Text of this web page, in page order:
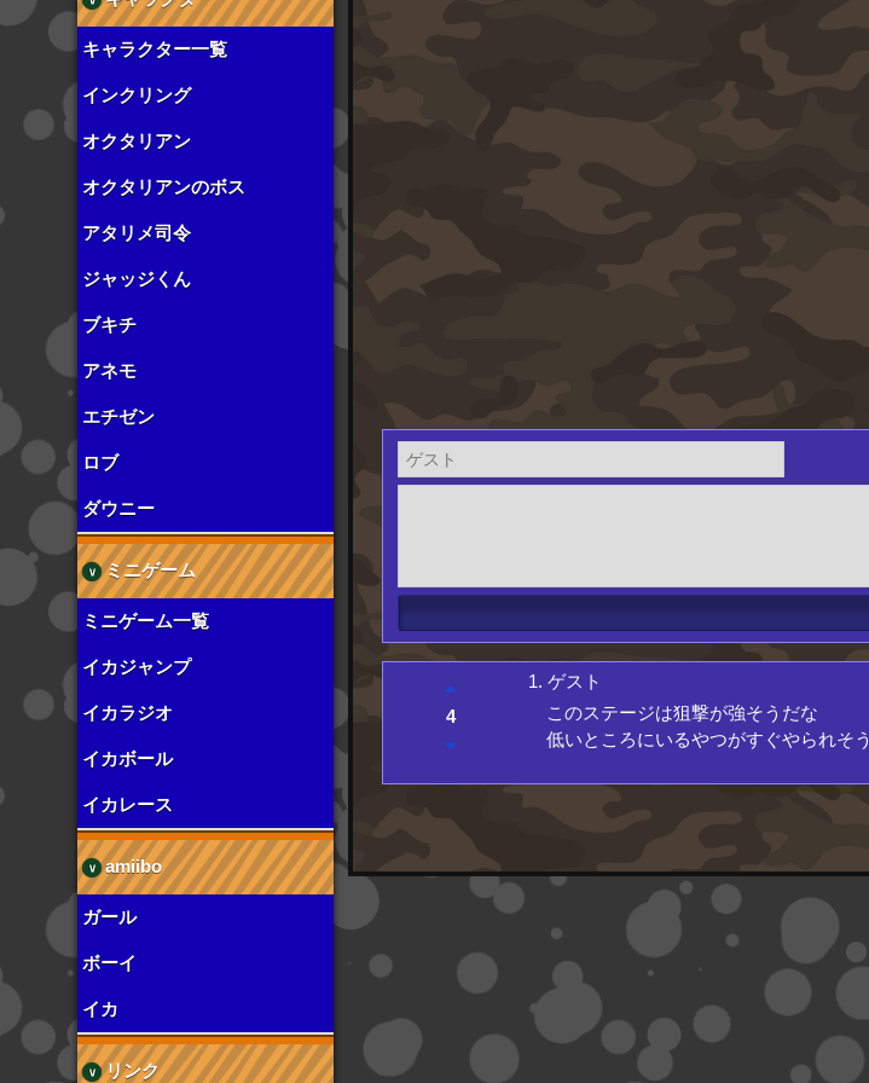
1.ゲスト
このステージは狙撃が強そうだな
低いところにいるやつがすぐやられそう
4
キャラクター一覧
インクリング
オクタリアン
オクタリアンのボス
アタリメ司令
ジャッジくん
ブキチ
アネモ
エチゼン
ロブ
ダウニー
ミニゲーム
ミニゲーム一覧
イカジャンプ
イカラジオ
イカボール
イカレース
amiibo
ガール
ボーイ
イカ
リンク